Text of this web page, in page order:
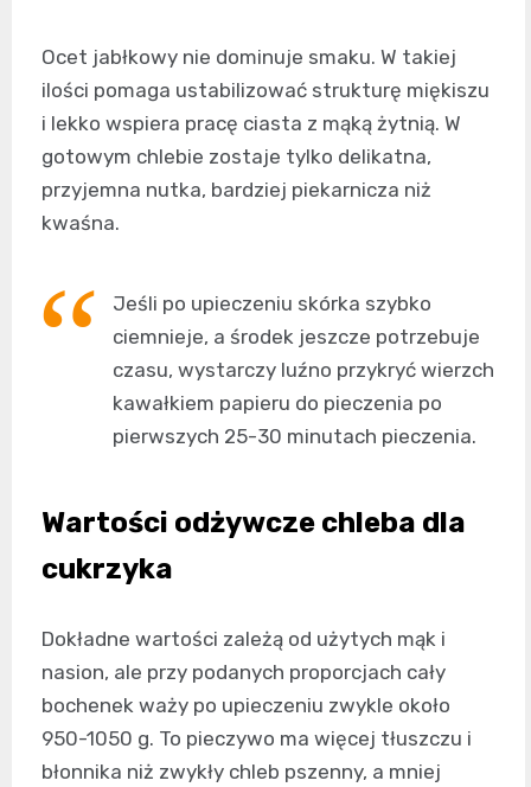
Ocet jabłkowy nie dominuje smaku. W takiej
ilości pomaga ustabilizować strukturę miękiszu
i lekko wspiera pracę ciasta z mąką żytnią. W
gotowym chlebie zostaje tylko delikatna,
przyjemna nutka, bardziej piekarnicza niż
kwaśna.
Jeśli po upieczeniu skórka szybko
ciemnieje, a środek jeszcze potrzebuje
czasu, wystarczy luźno przykryć wierzch
kawałkiem papieru do pieczenia po
pierwszych 25-30 minutach pieczenia.
Wartości odżywcze chleba dla
cukrzyka
Dokładne wartości zależą od użytych mąk i
nasion, ale przy podanych proporcjach cały
bochenek waży po upieczeniu zwykle około
950-1050 g. To pieczywo ma więcej tłuszczu i
błonnika niż zwykły chleb pszenny, a mniej